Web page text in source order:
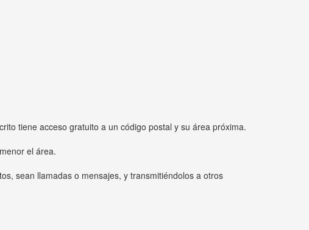
tiene acceso gratuito a un código postal y su área próxima.
el área.
sean llamadas o mensajes, y transmitiéndolos a otros